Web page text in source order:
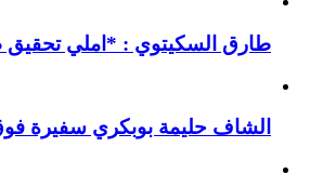
طارق السكيتوي : *املي تحقيق
الشاف حليمة بوبكري سفيرة فوق